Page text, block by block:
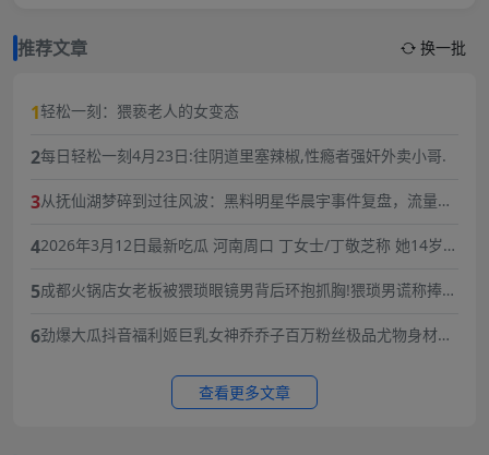
推荐文章 换一批
1轻松一刻：猥亵老人的女变态
2每日轻松一刻4月23日:往阴道里塞辣椒,性瘾者强奸外卖小哥.
3从抚仙湖梦碎到过往风波：黑料明星华晨宇事件复盘，流量与
42026年3月12日最新吃瓜 河南周口 丁女士/丁敬芝称 她14岁时
暴力虐待囚禁
5成都火锅店女老板被猥琐眼镜男背后环抱抓胸!猥琐男谎称捧女
6劲爆大瓜抖音福利姬巨乳女神乔乔子百万粉丝极品尤物身材纤
查看更多文章